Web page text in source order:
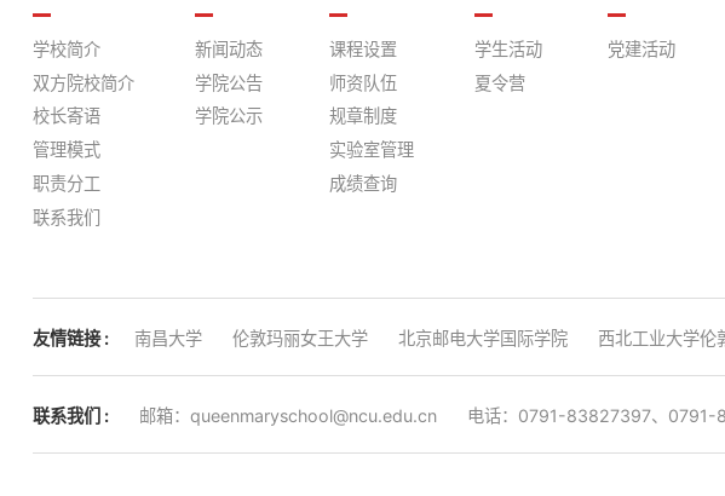
学校简介
双方院校简介
校长寄语
管理模式
职责分工
联系我们
新闻动态
学院公告
学院公示
课程设置
师资队伍
规章制度
实验室管理
成绩查询
学生活动
夏令营
党建活动
友情链接 : 南昌大学 伦敦玛丽女王大学 北京邮电大学国际学院 西北工业大学伦
联系我们 : 邮箱：queenmaryschool@ncu.edu.cn 电话：0791-83827397、0791-